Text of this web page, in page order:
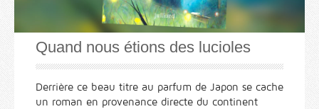
Quand nous étions des lucioles
Derrière ce beau titre au parfum de Japon se cache
un roman en provenance directe du continent